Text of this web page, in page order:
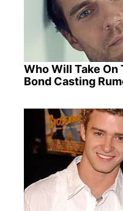
Who Will Take On
Bond Casting